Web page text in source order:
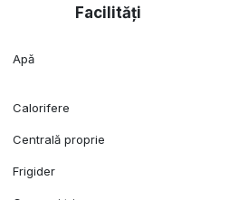
Facilități
Apă
Calorifere
Centrală proprie
Frigider